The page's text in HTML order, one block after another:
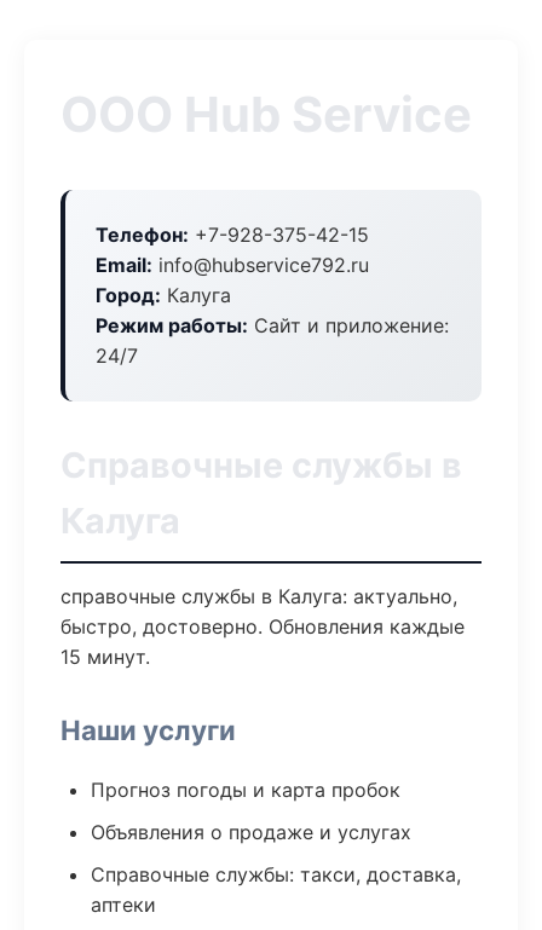
ООО Hub Service
Телефон: +7-928-375-42-15
Email: info@hubservice792.ru
Город: Калуга
Режим работы: Сайт и приложение:
24/7
Справочные службы в
Калуга
справочные службы в Калуга: актуально,
быстро, достоверно. Обновления каждые
15 минут.
Наши услуги
Прогноз погоды и карта пробок
Объявления о продаже и услугах
Справочные службы: такси, доставка,
аптеки